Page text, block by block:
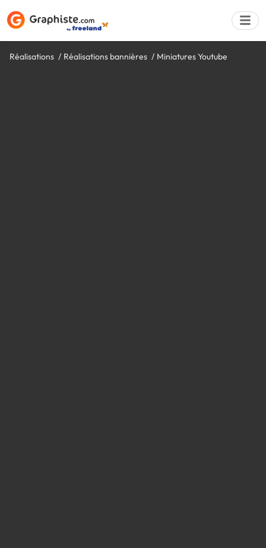
Réalisations Réalisations bannières Miniatures Youtube